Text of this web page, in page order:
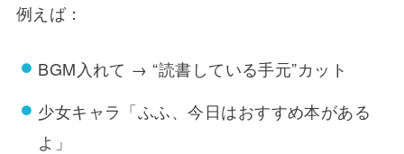
例えば：
BGM入れて → “読書している手元”カット
少女キャラ「ふふ、今日はおすすめ本がある
よ」